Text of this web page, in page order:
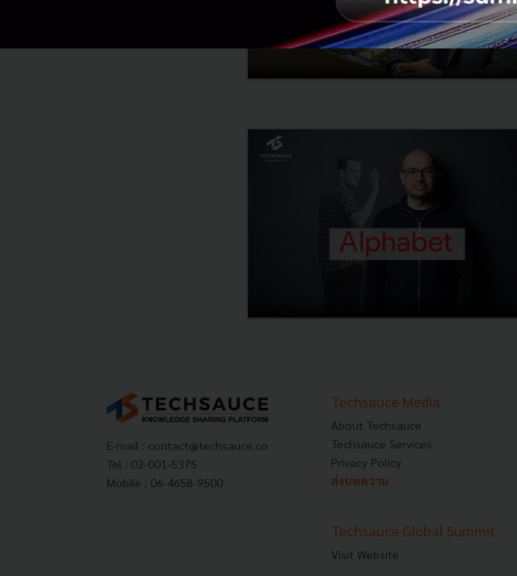
E-mail : contact@techsauce.co
Tel : 02-001-5375
Mobile : 06-4658-9500
Techsauce Media
About Techsauce
Techsauce Services
Privacy Policy
ส่งบทความ
Techsauce Global Summit
Visit Website